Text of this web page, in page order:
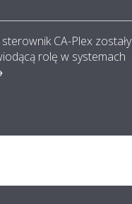
CA-Plex zostały
rolę w systemach